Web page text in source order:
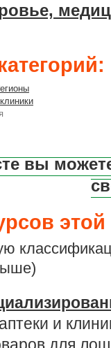
вы
этой
и